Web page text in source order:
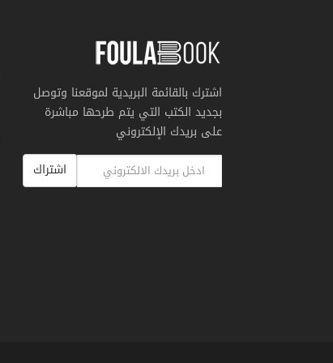
اشترك بالقائمة البريدية لموقعنا وتوصل
بجديد الكتب التي يتم طرحها مباشرة
على بريدك الإلكتروني
اشتراك